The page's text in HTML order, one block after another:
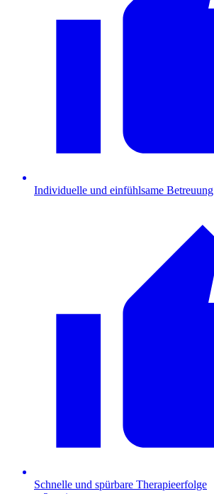
Individuelle und einfühlsame Betreuung
Schnelle und spürbare Therapieerfolge